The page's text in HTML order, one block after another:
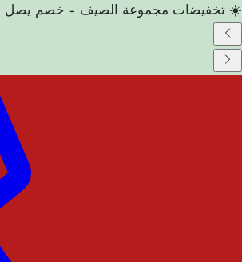
☀️ تخفيضات مجموعة الصيف – خصم يصل إلى